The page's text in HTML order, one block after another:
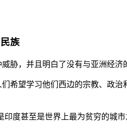
族
胁，并且明白了没有与亚洲经济
希望学习他们西边的宗教、政
印度甚至是世界上最为贫穷的城